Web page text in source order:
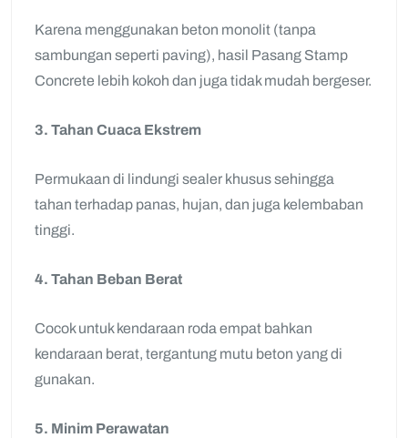
Karena menggunakan beton monolit (tanpa
sambungan seperti paving), hasil Pasang Stamp
Concrete lebih kokoh dan juga tidak mudah bergeser.
3. Tahan Cuaca Ekstrem
Permukaan di lindungi sealer khusus sehingga
tahan terhadap panas, hujan, dan juga kelembaban
tinggi.
4. Tahan Beban Berat
Cocok untuk kendaraan roda empat bahkan
kendaraan berat, tergantung mutu beton yang di
gunakan.
5. Minim Perawatan